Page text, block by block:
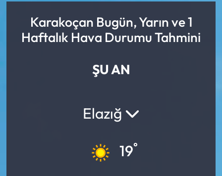
Karakoçan Bugün, Yarın ve 1
Haftalık Hava Durumu Tahmini
ŞU AN
Elazığ
19°
Haber Arşivi